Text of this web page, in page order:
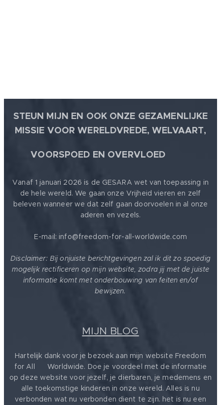
STEUN MIJN EN OOK ONZE GEZAMENLIJKE
MISSIE VOOR WERELDVREDE, WELVAART,
VOORSPOED EN OVERVLOED
Vanaf 1 januari 2026 is de GESARA wet van toepassing in
de hele wereld. We gaan onze Vrijheid vieren en zelf
beleven wanneer we dat zelf gaan doorvoelen in al onze
aderen en vezels.
E-mail: info@freedom-for-all-worldwide.com
Disclaimer: Bij onjuiste berichtgevingen zal ik dit zo spoedig
mogelijk rectificeren op mijn website, zodra jij met de juiste
informatie komt met onderbouwing van feiten en/of
bewijzen.
MIJN BLOG
Hartelijk dank voor je bezoek aan mijn website Freedom
for All ❤️ Worldwide. Doe je voordeel met de informatie
op deze website voor jezelf, je dierbaren, je medemens en
alle toekomstige kinderen in onze wereld. Alles is nu
verbonden wat nu verbonden dient te zijn. het is nu een